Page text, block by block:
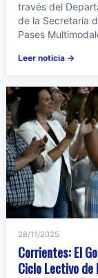
través del
de la Secretaría
Pases
Leer noticia →
28/11/2025
Corrientes: El
Ciclo Lectivo de